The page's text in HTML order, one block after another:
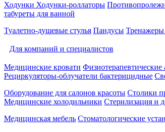
Ходунки Ходунки-роллаторы
табуреты для ванной
Туалетно-душевые стулья Пандусы Тренажеры
Для компаний и специалистов
Медицинские кровати Физиотерапевтические
Рециркуляторы-облучатели бактерицидные
Оборудование для салонов красоты Столики
Медицинские холодильники Стерилизация и
Медицинская мебель Стоматологические